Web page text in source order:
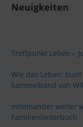
Neuigkeiten
Treffpunkt Leben –
Wie das Leben:
Sammelband von
miteinander weiter
Familienliederbuch